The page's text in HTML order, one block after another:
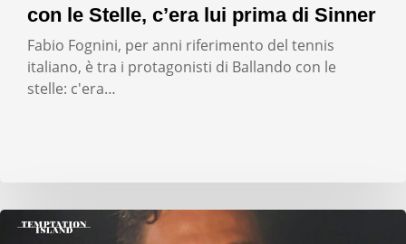
con le Stelle, c’era lui prima di Sinner
Fabio Fognini, per anni riferimento del tennis
italiano, è tra i protagonisti di Ballando con le
stelle: c'era…